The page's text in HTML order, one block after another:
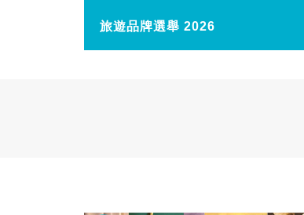
旅遊品牌選舉 2026